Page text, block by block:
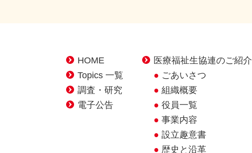
HOME
Topics 一覧
調査・研究
電子公告
医療福祉生協連のご紹介
ごあいさつ
組織概要
役員一覧
事業内容
設立趣意書
歴史と沿革